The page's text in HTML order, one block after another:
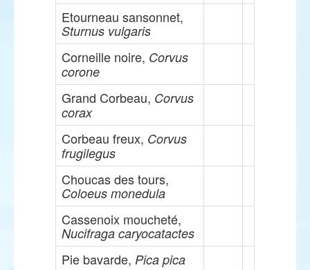
Etourneau sansonnet,
Sturnus vulgaris
Corneille noire, Corvus
corone
Grand Corbeau, Corvus
corax
Corbeau freux, Corvus
frugilegus
Choucas des tours,
Coloeus monedula
Cassenoix moucheté,
Nucifraga caryocatactes
Pie bavarde, Pica pica